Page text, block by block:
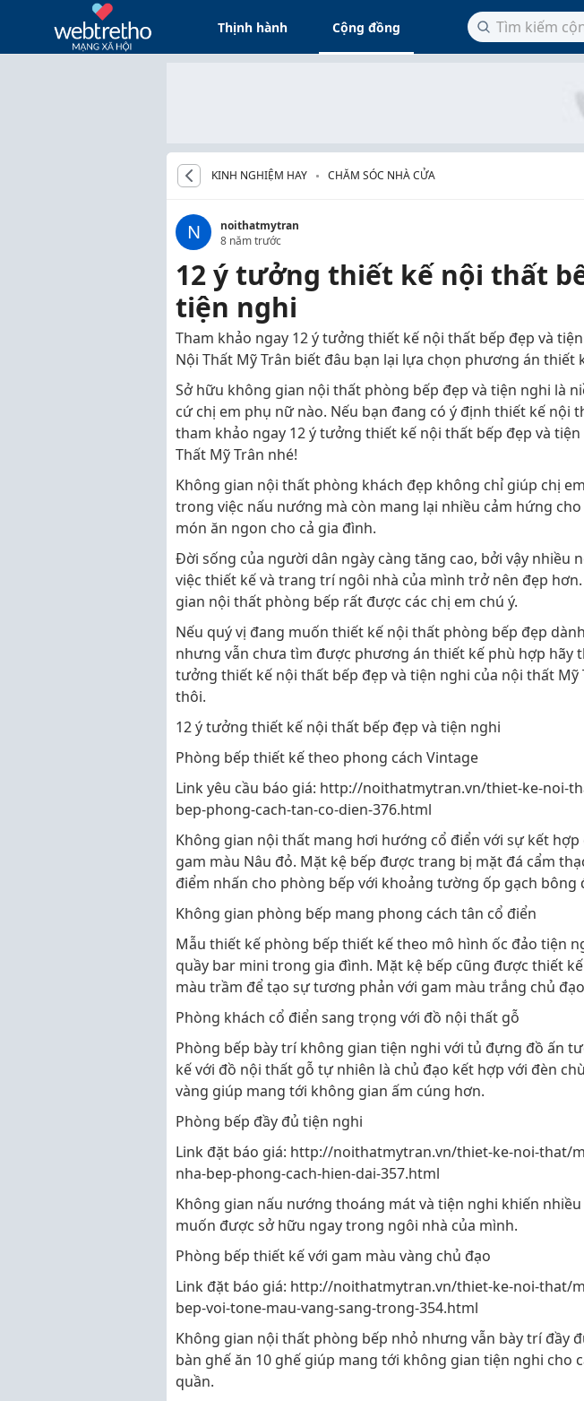
Thịnh hành Cộng đồng
KINH NGHIỆM HAY CHĂM SÓC NHÀ CỬA
N
noithatmytran
8 năm trước
12 ý tưởng thiết kế nội thất
tiện nghi
Tham khảo ngay 12 ý tưởng thiết kế nội thất bếp đẹp và
Nội Thất Mỹ Trân biết đâu bạn lại lựa chọn phương án thiết
Sở hữu không gian nội thất phòng bếp đẹp và tiện nghi là
cứ chị em phụ nữ nào. Nếu bạn đang có ý định thiết kế nội
tham khảo ngay 12 ý tưởng thiết kế nội thất bếp đẹp và
Thất Mỹ Trân nhé!
Không gian nội thất phòng khách đẹp không chỉ giúp chị
trong việc nấu nướng mà còn mang lại nhiều cảm hứng
món ăn ngon cho cả gia đình.
Đời sống của người dân ngày càng tăng cao, bởi vậy nhiều
việc thiết kế và trang trí ngôi nhà của mình trở nên đẹp
gian nội thất phòng bếp rất được các chị em chú ý.
Nếu quý vị đang muốn thiết kế nội thất phòng bếp đẹp
nhưng vẫn chưa tìm được phương án thiết kế phù hợp hãy
tưởng thiết kế nội thất bếp đẹp và tiện nghi của nội thất Mỹ
thôi.
12 ý tưởng thiết kế nội thất bếp đẹp và tiện nghi
Phòng bếp thiết kế theo phong cách Vintage
Link yêu cầu báo giá: http://noithatmytran.vn/thiet-ke-noi-
bep-phong-cach-tan-co-dien-376.html
Không gian nội thất mang hơi hướng cổ điển với sự kết
gam màu Nâu đỏ. Mặt kệ bếp được trang bị mặt đá cẩm
điểm nhấn cho phòng bếp với khoảng tường ốp gạch bông
Không gian phòng bếp mang phong cách tân cổ điển
Mẫu thiết kế phòng bếp thiết kế theo mô hình ốc đảo tiện
quầy bar mini trong gia đình. Mặt kệ bếp cũng được thiết
màu trầm để tạo sự tương phản với gam màu trắng chủ
Phòng khách cổ điển sang trọng với đồ nội thất gỗ
Phòng bếp bày trí không gian tiện nghi với tủ đựng đồ ấn
kế với đồ nội thất gỗ tự nhiên là chủ đạo kết hợp với đèn
vàng giúp mang tới không gian ấm cúng hơn.
Phòng bếp đầy đủ tiện nghi
Link đặt báo giá: http://noithatmytran.vn/thiet-ke-noi-that/
nha-bep-phong-cach-hien-dai-357.html
Không gian nấu nướng thoáng mát và tiện nghi khiến nhiều
muốn được sở hữu ngay trong ngôi nhà của mình.
Phòng bếp thiết kế với gam màu vàng chủ đạo
Link đặt báo giá: http://noithatmytran.vn/thiet-ke-noi-that/
bep-voi-tone-mau-vang-sang-trong-354.html
Không gian nội thất phòng bếp nhỏ nhưng vẫn bày trí đầy
bàn ghế ăn 10 ghế giúp mang tới không gian tiện nghi cho
quần.